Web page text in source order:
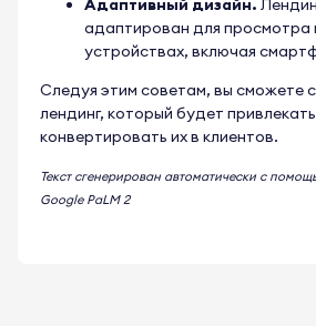
Адаптивный дизайн.
адаптирован для просмотра
устройствах, включая
Следуя этим советам, вы сможете
лендинг, который будет
конвертировать их в клиентов.
Текст сгенерирован автоматически с
Google PaLM 2